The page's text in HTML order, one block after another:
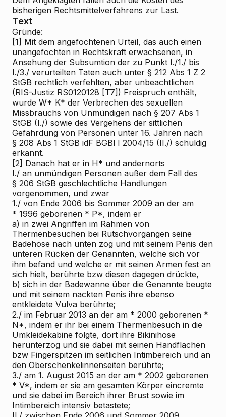
bisherigen Rechtsmittelverfahrens zur Last.
Text
Gründe:
[1] Mit dem angefochtenen Urteil, das auch einen
unangefochten in Rechtskraft erwachsenen, in
Ansehung der Subsumtion der zu Punkt I./1./ bis
I./3./ verurteilten Taten auch unter § 212 Abs 1 Z 2
StGB rechtlich verfehlten, aber unbeachtlichen
(RIS-Justiz RS0120128 [T7]) Freispruch enthält,
wurde W* K* der Verbrechen des sexuellen
Missbrauchs von Unmündigen nach § 207 Abs 1
StGB (I./) sowie des Vergehens der sittlichen
Gefährdung von Personen unter 16. Jahren nach
§ 208 Abs 1 StGB idF BGBl I 2004/15 (II./) schuldig
erkannt.
[2] Danach hat er in H* und andernorts
I./ an unmündigen Personen außer dem Fall des
§ 206 StGB geschlechtliche Handlungen
vorgenommen, und zwar
1./ von Ende 2006 bis Sommer 2009 an der am
* 1996 geborenen * P*, indem er
a) in zwei Angriffen im Rahmen von
Thermenbesuchen bei Rutschvorgängen seine
Badehose nach unten zog und mit seinem Penis den
unteren Rücken der Genannten, welche sich vor
ihm befand und welche er mit seinen Armen fest an
sich hielt, berührte bzw diesen dagegen drückte,
b) sich in der Badewanne über die Genannte beugte
und mit seinem nackten Penis ihre ebenso
entkleidete Vulva berührte;
2./ im Februar 2013 an der am * 2000 geborenen *
N*, indem er ihr bei einem Thermenbesuch in die
Umkleidekabine folgte, dort ihre Bikinihose
herunterzog und sie dabei mit seinen Handflächen
bzw Fingerspitzen im seitlichen Intimbereich und an
den Oberschenkelinnenseiten berührte;
3./ am 1. August 2015 an der am * 2002 geborenen
* V*, indem er sie am gesamten Körper eincremte
und sie dabei im Bereich ihrer Brust sowie im
Intimbereich intensiv betastete;